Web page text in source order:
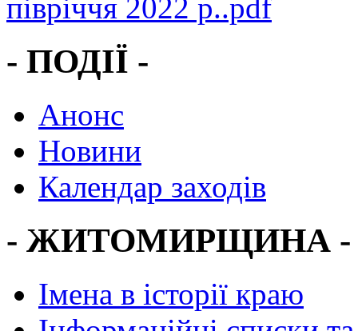
півріччя 2022 р..pdf
- ПОДІЇ -
Анонс
Новини
Календар заходів
- ЖИТОМИРЩИНА -
Імена в історії краю